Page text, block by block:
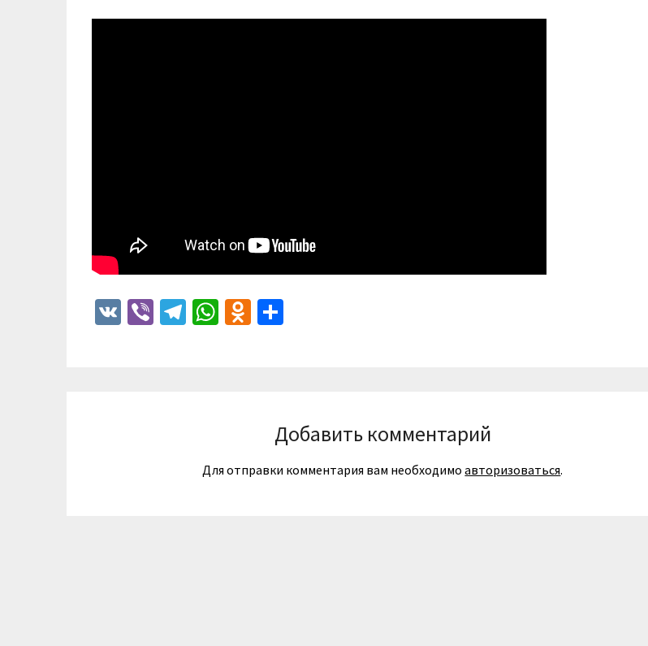
VK ViberTelegram
WhatsApp
Odnoklassniki
Добавить комментарий
Для отправки комментария вам необходимоавторизоваться.